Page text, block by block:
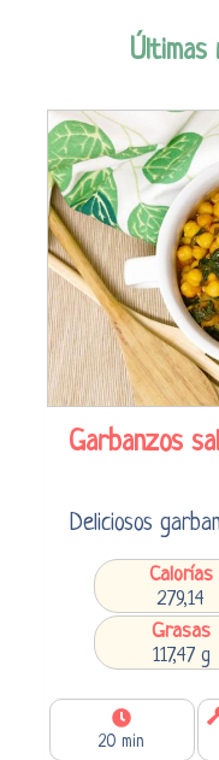
Garbanzos
Deliciosos
Calorías
279,14
Grasas
117,47 g
20 min